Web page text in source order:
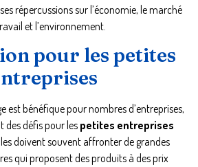
répercussions sur l’économie, le marché
et l’environnement.
pour les petites
est bénéfique pour nombres d’entreprises,
des défis pour les petites entreprises
doivent souvent affronter de grandes
qui proposent des produits à des prix